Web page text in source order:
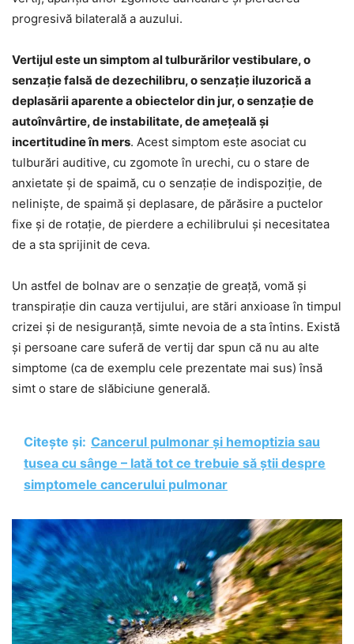
progresivă bilaterală a auzului.
Vertijul este un simptom al tulburărilor vestibulare, o
senzație falsă de dezechilibru, o senzație iluzorică a
deplasării aparente a obiectelor din jur, o senzație de
autoînvârtire, de instabilitate, de amețeală și
incertitudine în mers. Acest simptom este asociat cu
tulburări auditive, cu zgomote în urechi, cu o stare de
anxietate și de spaimă, cu o senzație de indispoziție, de
neliniște, de spaimă și deplasare, de părăsire a puctelor
fixe și de rotație, de pierdere a echilibrului și necesitatea
de a sta sprijinit de ceva.
Un astfel de bolnav are o senzație de greață, vomă și
transpirație din cauza vertijului, are stări anxioase în timpul
crizei și de nesiguranță, simte nevoia de a sta întins. Există
și persoane care suferă de vertij dar spun că nu au alte
simptome (ca de exemplu cele prezentate mai sus) însă
simt o stare de slăbiciune generală.
Citește și: Cancerul pulmonar și hemoptizia sau
tusea cu sânge – Iată tot ce trebuie să știi despre
simptomele cancerului pulmonar